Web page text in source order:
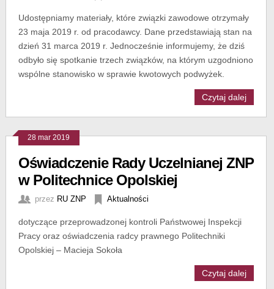
Udostępniamy materiały, które związki zawodowe otrzymały
23 maja 2019 r. od pracodawcy. Dane przedstawiają stan na
dzień 31 marca 2019 r. Jednocześnie informujemy, że dziś
odbyło się spotkanie trzech związków, na którym uzgodniono
wspólne stanowisko w sprawie kwotowych podwyżek.
Czytaj dalej
28 mar 2019
Oświadczenie Rady Uczelnianej ZNP
w Politechnice Opolskiej
przez RU ZNP Aktualności
dotyczące przeprowadzonej kontroli Państwowej Inspekcji
Pracy oraz oświadczenia radcy prawnego Politechniki
Opolskiej – Macieja Sokoła
Czytaj dalej